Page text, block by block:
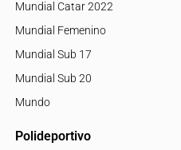
Mundial Catar 2022
Mundial Femenino
Mundial Sub 17
Mundial Sub 20
Mundo
Polideportivo